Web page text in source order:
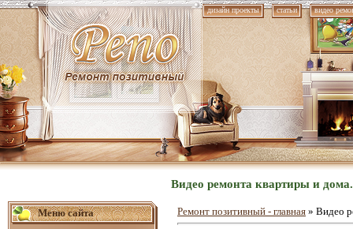
дизайн проекты статьи видео
Видео ремонта квартиры и
Меню сайта Ремонт позитивный - главная » Видео